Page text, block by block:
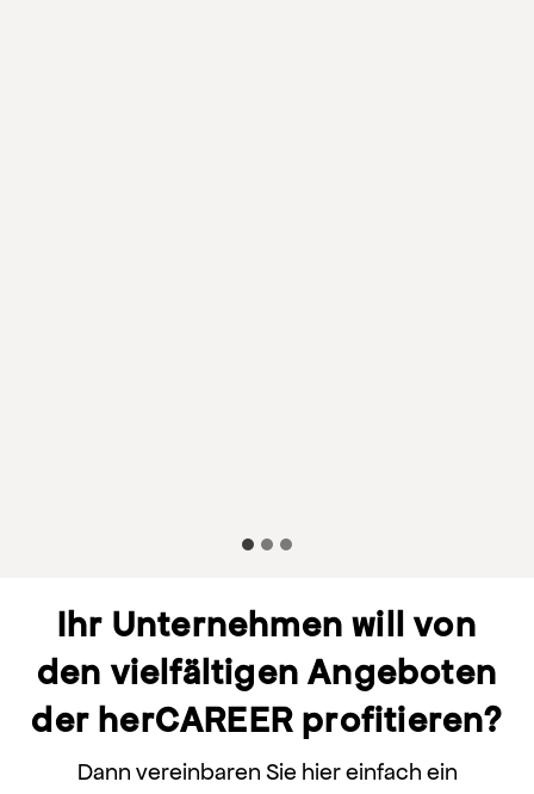
Ihr Unternehmen will von
den vielfältigen Angeboten
der herCAREER profitieren?
Dann vereinbaren Sie hier einfach ein